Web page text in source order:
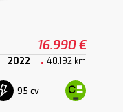
16.990 €
2022 40.192 km
95 cv